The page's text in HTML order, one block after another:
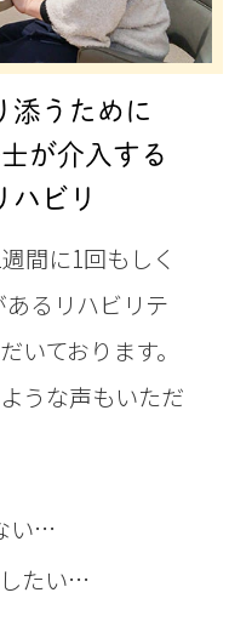
添うために
が介入する
ハビリ
間に1回もしく
るリハビリテ
いております。
うな声もいただ
い…
たい…